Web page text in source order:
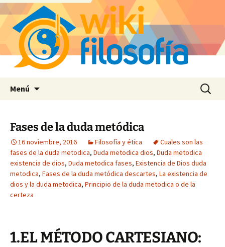
Menú Buscar:
Fases de la duda metódica
16 noviembre, 2016 Filosofía y ética
Cuales son las
fases de la duda metodica, Duda metodica dios, Duda metodica
existencia de dios, Duda metodica fases, Existencia de Dios duda
metodica, Fases de la duda metódica descartes, La existencia de
dios y la duda metodica, Principio de la duda metodica o de la
certeza
1.EL MÉTODO CARTESIANO: